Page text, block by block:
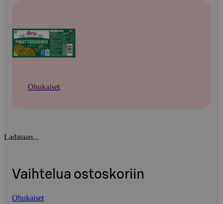
Ohukaiset
Ladataan...
Vaihtelua ostoskoriin
Ohukaiset